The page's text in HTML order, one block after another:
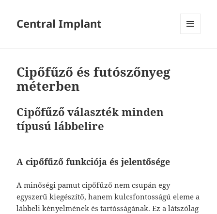
Central Implant
Cipőfűző és futószőnyeg
méterben
Cipőfűző választék minden
típusú lábbelire
A cipőfűző funkciója és jelentősége
Aminőségi pamut cipőfűző nem csupán egy
egyszerű kiegészítő, hanem kulcsfontosságú eleme a
lábbeli kényelmének és tartósságának. Ez a látszólag